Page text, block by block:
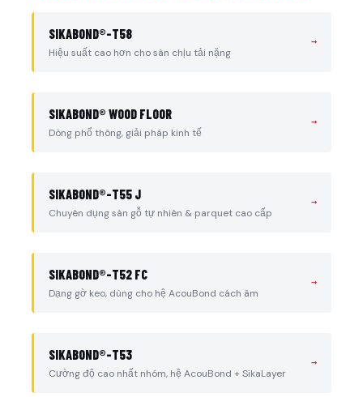
SIKABOND®-T58
Hiệu suất cao hơn cho sàn chịu tải nặng
→
SIKABOND® WOOD FLOOR
Dòng phổ thông, giải pháp kinh tế
→
SIKABOND®-T55 J
Chuyên dụng sàn gỗ tự nhiên & parquet cao cấp
→
SIKABOND®-T52 FC
Dạng gờ keo, dùng cho hệ AcouBond cách âm
→
SIKABOND®-T53
Cường độ cao nhất nhóm, hệ AcouBond + SikaLayer
→